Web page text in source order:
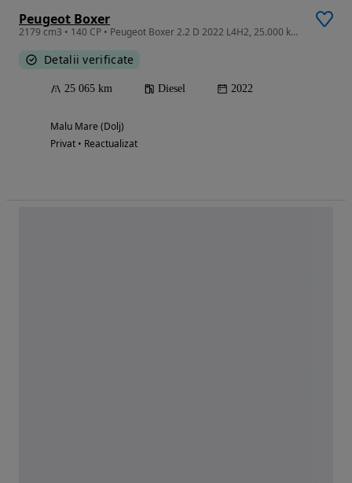
Peugeot Boxer
2179 cm3 • 140 CP • Peugeot Boxer 2.2 D 2022 L4H2, 25.000 km real! Se ofera factura !
Detalii verificate
25 065 km Diesel 2022
Malu Mare (Dolj)
Privat • Reactualizat